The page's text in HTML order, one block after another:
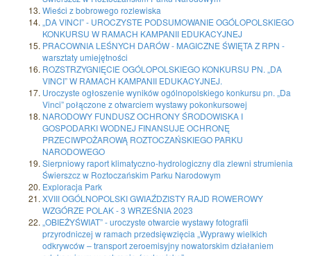
Wieści z bobrowego rozlewiska
„DA VINCI” - UROCZYSTE PODSUMOWANIE OGÓLOPOLSKIEGO
KONKURSU W RAMACH KAMPANII EDUKACYJNEJ
PRACOWNIA LEŚNYCH DARÓW - MAGICZNE ŚWIĘTA Z RPN -
warsztaty umiejętności
ROZSTRZYGNIĘCIE OGÓLOPOLSKIEGO KONKURSU PN. „DA
VINCI” W RAMACH KAMPANII EDUKACYJNEJ.
Uroczyste ogłoszenie wyników ogólnopolskiego konkursu pn. „Da
Vinci” połączone z otwarciem wystawy pokonkursowej
NARODOWY FUNDUSZ OCHRONY ŚRODOWISKA I
GOSPODARKI WODNEJ FINANSUJE OCHRONĘ
PRZECIWPOŻAROWĄ ROZTOCZAŃSKIEGO PARKU
NARODOWEGO
Sierpniowy raport klimatyczno-hydrologiczny dla zlewni strumienia
Świerszcz w Roztoczańskim Parku Narodowym
Exploracja Park
XVIII OGÓLNOPOLSKI GWIAŹDZISTY RAJD ROWEROWY
WZGÓRZE POLAK - 3 WRZEŚNIA 2023
„OBIEŻYŚWIAT” - uroczyste otwarcie wystawy fotografii
przyrodniczej w ramach przedsięwzięcia „Wyprawy wielkich
odkrywców – transport zeroemisyjny nowatorskim działaniem